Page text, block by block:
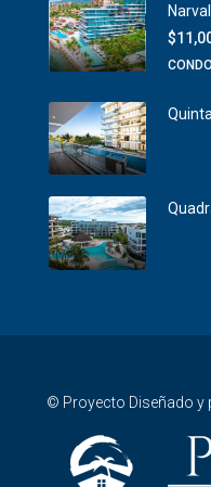
© Proyecto Diseñado y